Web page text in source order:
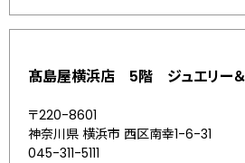
髙島屋横浜店 5階 ジュエリー＆
〒220-8601
神奈川県 横浜市 西区南幸1-6-31
045-311-5111